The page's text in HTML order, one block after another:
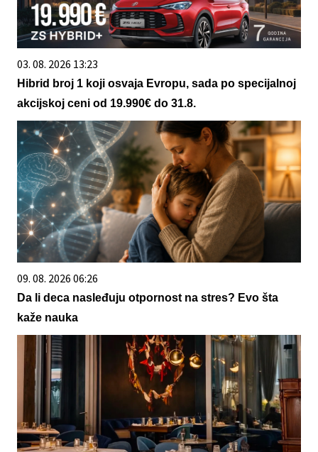
03. 08. 2026 13:23
Hibrid broj 1 koji osvaja Evropu, sada po specijalnoj
akcijskoj ceni od 19.990€ do 31.8.
09. 08. 2026 06:26
Da li deca nasleđuju otpornost na stres? Evo šta
kaže nauka